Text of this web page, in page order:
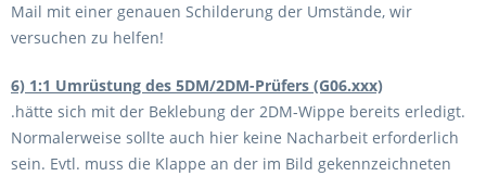
Mail mit einer genauen Schilderung der Umstände, wir
versuchen zu helfen!
6) 1:1 Umrüstung des 5DM/2DM-Prüfers (G06.xxx)
.hätte sich mit der Beklebung der 2DM-Wippe bereits erledigt.
Normalerweise sollte auch hier keine Nacharbeit erforderlich
sein. Evtl. muss die Klappe an der im Bild gekennzeichneten